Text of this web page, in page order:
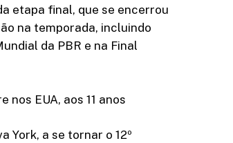
etapa final, que se encerrou
na temporada, incluindo
da PBR e na Final
nos EUA, aos 11 anos
York, a se tornar o 12º